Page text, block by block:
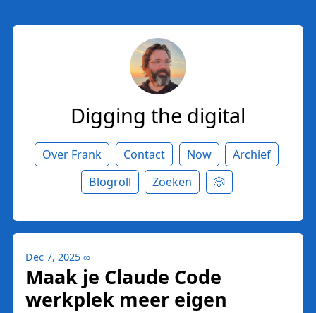
Digging the digital
Over Frank Contact Now
Archief
Blogroll
Zoeken 🎲
Dec 7, 2025 ∞
Maak je Claude Code
werkplek meer eigen